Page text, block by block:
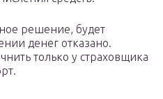
решение, будет
денег отказано.
только у страховщика